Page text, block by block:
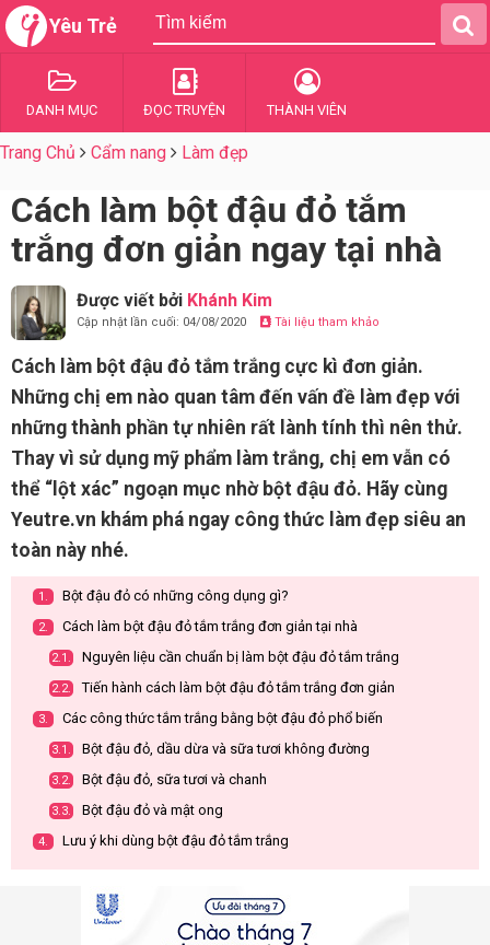
Yêu Trẻ
DANH MỤC ĐỌC TRUYỆN THÀNH VIÊN
Trang Chủ Cẩm nang Làm đẹp
Cách làm bột đậu đỏ tắm
trắng đơn giản ngay tại nhà
Được viết bởi Khánh Kim
Cập nhật lần cuối: 04/08/2020 Tài liệu tham khảo
Cách làm bột đậu đỏ tắm trắng cực kì đơn giản.
Những chị em nào quan tâm đến vấn đề làm đẹp với
những thành phần tự nhiên rất lành tính thì nên thử.
Thay vì sử dụng mỹ phẩm làm trắng, chị em vẫn có
thể “lột xác” ngoạn mục nhờ bột đậu đỏ. Hãy cùng
Yeutre.vn khám phá ngay công thức làm đẹp siêu an
toàn này nhé.
1. Bột đậu đỏ có những công dụng gì?
2. Cách làm bột đậu đỏ tắm trắng đơn giản tại nhà
2.1. Nguyên liệu cần chuẩn bị làm bột đậu đỏ tắm trắng
2.2. Tiến hành cách làm bột đậu đỏ tắm trắng đơn giản
3. Các công thức tắm trắng bằng bột đậu đỏ phổ biến
3.1. Bột đậu đỏ, dầu dừa và sữa tươi không đường
3.2. Bột đậu đỏ, sữa tươi và chanh
3.3. Bột đậu đỏ và mật ong
4. Lưu ý khi dùng bột đậu đỏ tắm trắng